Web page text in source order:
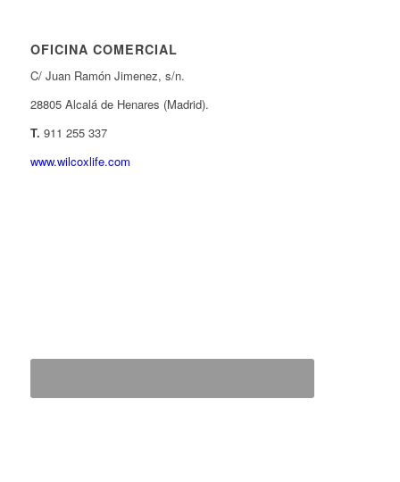
OFICINA COMERCIAL
C/ Juan Ramón Jimenez, s/n.
28805 Alcalá de Henares (Madrid).
T. 911 255 337
www.wilcoxlife.com